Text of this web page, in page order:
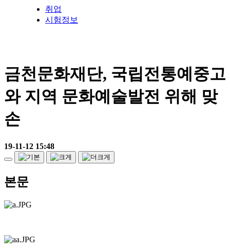
취업
시험정보
금천문화재단, 국립전통예중고
와 지역 문화예술발전 위해 맞
손
19-11-12 15:48
본문